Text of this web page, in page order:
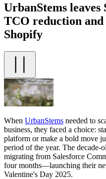
UrbanStems
TCO reduction
Shopify
When UrbanStems needed to
business, they faced a choice:
platform or make a bold move
period of the year. The decade-
migrating from Salesforce
four months—launching their
Valentine's Day 2025.